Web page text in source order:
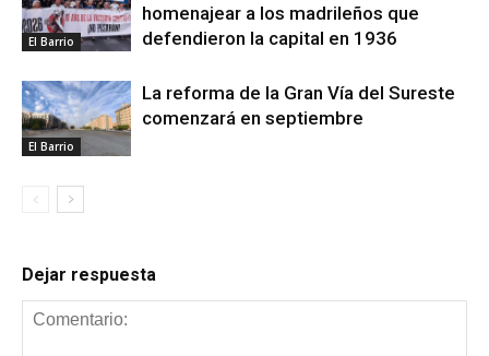
El Barrio
homenajear a los madrileños que
defendieron la capital en 1936
El Barrio
La reforma de la Gran Vía del Sureste
comenzará en septiembre
Dejar respuesta